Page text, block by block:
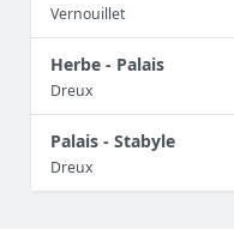
Vernouillet
Herbe - Palais
Dreux
Palais - Stabyle
Dreux